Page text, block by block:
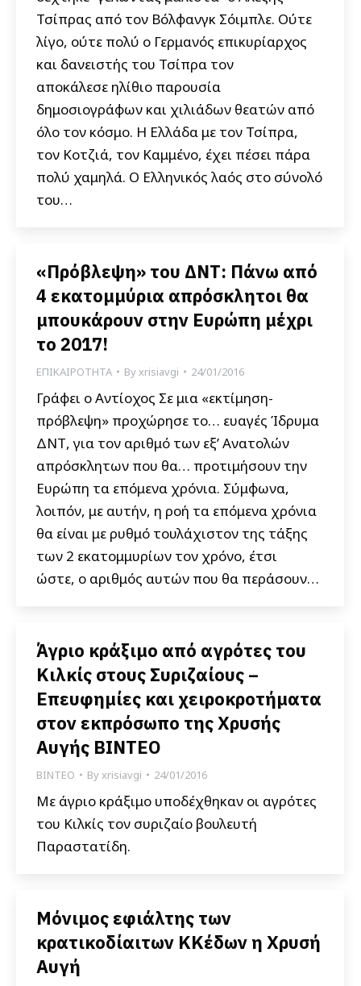
Τσίπρας από τον Βόλφανγκ Σόιμπλε. Ούτε
λίγο, ούτε πολύ ο Γερμανός επικυρίαρχος
και δανειστής του Τσίπρα τον
αποκάλεσε ηλίθιο παρουσία
δημοσιογράφων και χιλιάδων θεατών από
όλο τον κόσμο. Η Ελλάδα με τον Τσίπρα,
τον Κοτζιά, τον Καμμένο, έχει πέσει πάρα
πολύ χαμηλά. Ο Ελληνικός λαός στο σύνολό
του…
«Πρόβλεψη» του ΔΝΤ: Πάνω από
4 εκατομμύρια απρόσκλητοι θα
μπουκάρουν στην Ευρώπη μέχρι
το 2017!
ΕΠΙΚΑΙΡΟΤΗΤΑ Byxrisiavgi 24/01/2016
Γράφει ο Αντίοχος Σε μια «εκτίμηση-
πρόβλεψη» προχώρησε το… ευαγές Ίδρυμα
ΔΝΤ, για τον αριθμό των εξ’ Ανατολών
απρόσκλητων που θα… προτιμήσουν την
Ευρώπη τα επόμενα χρόνια. Σύμφωνα,
λοιπόν, με αυτήν, η ροή τα επόμενα χρόνια
θα είναι με ρυθμό τουλάχιστον της τάξης
των 2 εκατομμυρίων τον χρόνο, έτσι
ώστε, ο αριθμός αυτών που θα περάσουν…
Άγριο κράξιμο από αγρότες του
Κιλκίς στους Συριζαίους –
Επευφημίες και χειροκροτήματα
στον εκπρόσωπο της Χρυσής
Αυγής ΒΙΝΤΕΟ
ΒΙΝΤΕΟ Byxrisiavgi 24/01/2016
Με άγριο κράξιμο υποδέχθηκαν οι αγρότες
του Κιλκίς τον συριζαίο βουλευτή
Παραστατίδη.
Μόνιμος εφιάλτης των
κρατικοδίαιτων ΚΚέδων η Χρυσή
Αυγή